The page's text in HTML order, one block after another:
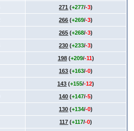
271 (+277/-3)
266 (+269/-3)
265 (+268/-3)
230 (+233/-3)
198(+209/-11)
163 (+163/-0)
143 (+155/-12)
140 (+147/-5)
130 (+134/-0)
117 (+117/-0)